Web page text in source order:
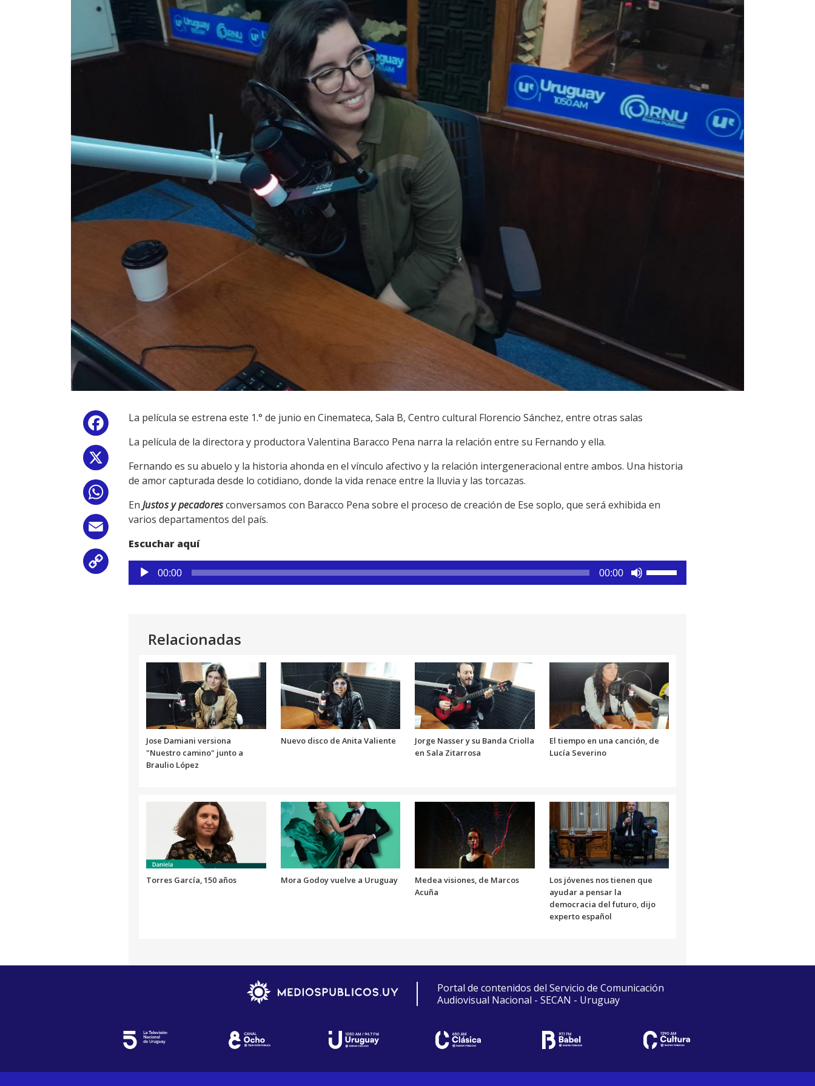
Facebook
Copy
Link
La película se estrena este 1.° de junio en Cinemateca, Sala B, Centro cultural Florencio Sánchez, entre otras salas
La película de la directora y productora Valentina Baracco Pena narra la relación entre su Fernando y ella.
Fernando es su abuelo y la historia ahonda en el vínculo afectivo y la relación intergeneracional entre ambos. Una historia
de amor capturada desde lo cotidiano, donde la vida renace entre la lluvia y las torcazas.
En Justos y pecadoresconversamos con Baracco Pena sobre el proceso de creación de Ese soplo, que será exhibida en
varios departamentos del país.
Escuchar aquí
Reproductor
de
00:00 00:00
o
disminuir
el
volumen.
Relacionadas
Jose Damiani versiona
"Nuestro camino" junto a
Braulio López
Nuevo disco de Anita Valiente
Jorge Nasser y su Banda Criolla
en Sala Zitarrosa
El tiempo en una canción, de
Lucía Severino
Torres García, 150 años Mora Godoy vuelve a Uruguay
Medea visiones, de Marcos
Acuña
Los jóvenes nos tienen que
ayudar a pensar la
democracia del futuro, dijo
experto español
Portal de contenidos del Servicio de Comunicación
Audiovisual Nacional - SECAN - Uruguay